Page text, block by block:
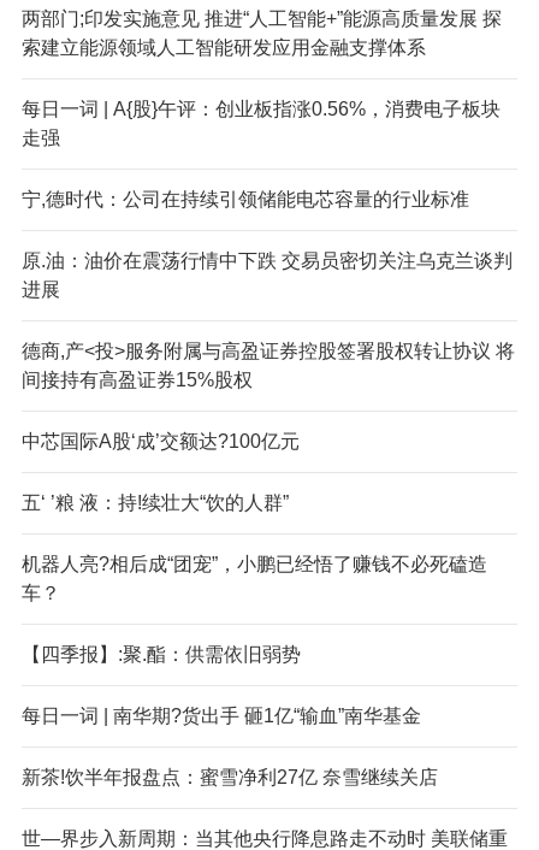
两部门;印发实施意见 推进“人工智能+”能源高质量发展 探
索建立能源领域人工智能研发应用金融支撑体系
每日一词 | A{股}午评：创业板指涨0.56%，消费电子板块
走强
宁,德时代：公司在持续引领储能电芯容量的行业标准
原.油：油价在震荡行情中下跌 交易员密切关注乌克兰谈判
进展
德商,产<投>服务附属与高盈证券控股签署股权转让协议 将
间接持有高盈证券15%股权
中芯国际A股‘成’交额达?100亿元
五‘ ’粮 液：持!续壮大“饮的人群”
机器人亮?相后成“团宠”，小鹏已经悟了赚钱不必死磕造
车？
【四季报】:聚.酯：供需依旧弱势
每日一词 | 南华期?货出手 砸1亿“输血”南华基金
新茶!饮半年报盘点：蜜雪净利27亿 奈雪继续关店
世—界步入新周期：当其他央行降息路走不动时 美联储重